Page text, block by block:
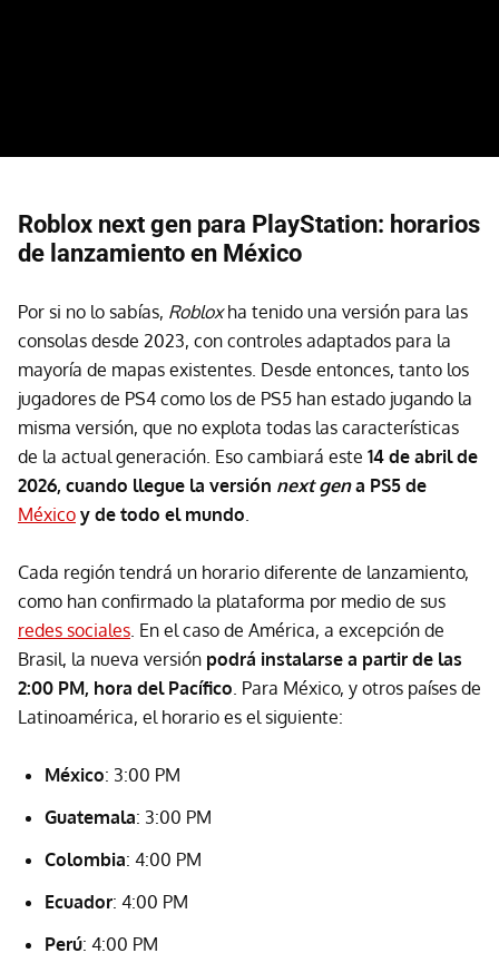
Roblox next gen para PlayStation: horarios
de lanzamiento en México
Por si no lo sabías, Robloxha tenido una versión para las
consolas desde 2023, con controles adaptados para la
mayoría de mapas existentes. Desde entonces, tanto los
jugadores de PS4 como los de PS5 han estado jugando la
misma versión, que no explota todas las características
de la actual generación. Eso cambiará este 14 de abril de
2026, cuando llegue la versión next gena PS5 de
México y de todo el mundo.
Cada región tendrá un horario diferente de lanzamiento,
como han confirmado la plataforma por medio de sus
redes sociales. En el caso de América, a excepción de
Brasil, la nueva versión podrá instalarse a partir de las
2:00 PM, hora del Pacífico. Para México, y otros países de
Latinoamérica, el horario es el siguiente:
México: 3:00 PM
Guatemala: 3:00 PM
Colombia: 4:00 PM
Ecuador: 4:00 PM
Perú: 4:00 PM